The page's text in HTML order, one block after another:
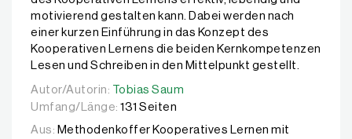
motivierend gestalten kann. Dabei werden nach
einer kurzen Einführung in das Konzept des
Kooperativen Lernens die beiden Kernkompetenzen
Lesen und Schreiben in den Mittelpunkt gestellt.
Autor/Autorin: Tobias Saum
Autor/Autorin:
Tobias Saum
Umfang/Länge: 131 Seiten
Aus: Methodenkoffer Kooperatives Lernen mit